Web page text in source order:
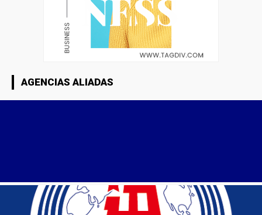
AGENCIAS ALIADAS